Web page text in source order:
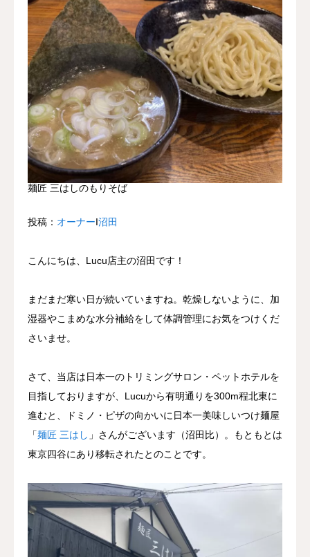
麺匠 三はしのもりそば
投稿： オーナーΙ沼田
こんにちは、Lucu店主の沼田です！
まだまだ寒い日が続いていますね。乾燥しないように、加
湿器やこまめな水分補給をして体調管理にお気をつけくだ
さいませ。
さて、当店は日本一のトリミングサロン・ペットホテルを
目指しておりますが、Lucuから有明通りを300m程北東に
進むと、ドミノ・ピザの向かいに日本一美味しいつけ麺屋
「麺匠 三はし 」さんがございます（沼田比）。もともとは
東京四谷にあり移転されたとのことです。
会社概要